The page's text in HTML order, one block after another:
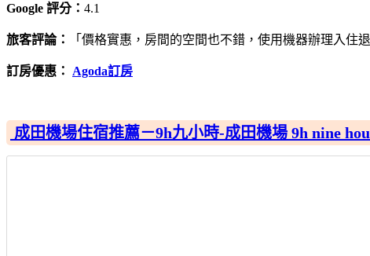
Google 評分： 4.1
旅客評論： 「價格實惠，房間的空間也不錯，使用機器辦理入住
訂房優惠： Agoda訂房
成田機場住宿推薦－9h九小時-成田機場 9h nine